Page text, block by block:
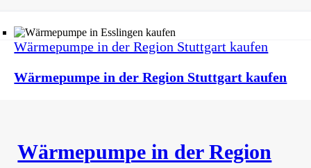
Wärmepumpe in der Region Stuttgart kaufen
Wärmepumpe in der Region Stuttgart kaufen
Wärmepumpe in der Region